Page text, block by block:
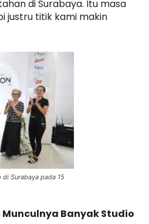
di Surabaya. Itu masa
justru titik kami makin
di Surabaya pada 15
Banyak Studio